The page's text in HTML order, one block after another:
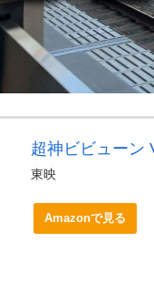
超神ビビューン
東映
Amazonで見る